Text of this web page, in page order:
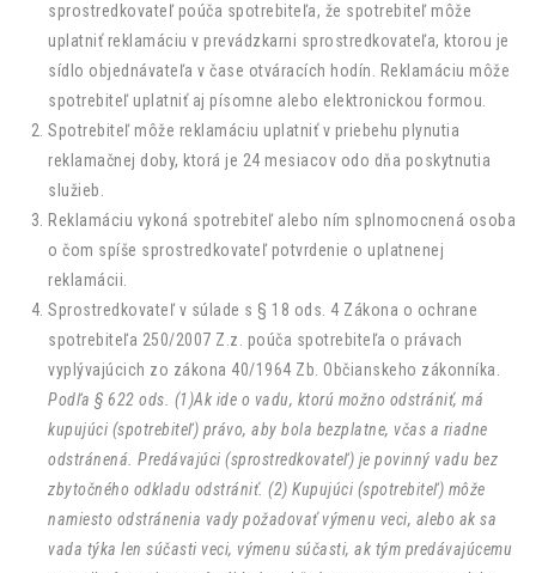
sprostredkovateľ poúča spotrebiteľa, že spotrebiteľ môže
uplatniť reklamáciu v prevádzkarni sprostredkovateľa, ktorou je
sídlo objednávateľa v čase otváracích hodín. Reklamáciu môže
spotrebiteľ uplatniť aj písomne alebo elektronickou formou.
Spotrebiteľ môže reklamáciu uplatniť v priebehu plynutia
reklamačnej doby, ktorá je 24 mesiacov odo dňa poskytnutia
služieb.
Reklamáciu vykoná spotrebiteľ alebo ním splnomocnená osoba
o čom spíše sprostredkovateľ potvrdenie o uplatnenej
reklamácii.
Sprostredkovateľ v súlade s § 18 ods. 4 Zákona o ochrane
spotrebiteľa 250/2007 Z.z. poúča spotrebiteľa o právach
vyplývajúcich zo zákona 40/1964 Zb. Občianskeho zákonníka.
Podľa § 622 ods. (1)Ak ide o vadu, ktorú možno odstrániť, má
kupujúci (spotrebiteľ) právo, aby bola bezplatne, včas a riadne
odstránená. Predávajúci (sprostredkovateľ) je povinný vadu bez
zbytočného odkladu odstrániť. (2) Kupujúci (spotrebiteľ) môže
namiesto odstránenia vady požadovať výmenu veci, alebo ak sa
vada týka len súčasti veci, výmenu súčasti, ak tým predávajúcemu